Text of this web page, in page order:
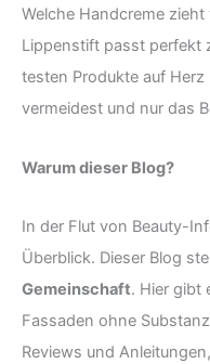
Welche Handcreme
Lippenstift passt perfekt
testen Produkte auf
vermeidest und nur das
Warum dieser Blog?
In der Flut von Beauty-
Überblick. Dieser Blog
Gemeinschaft. Hier gibt
Fassaden ohne
Reviews und